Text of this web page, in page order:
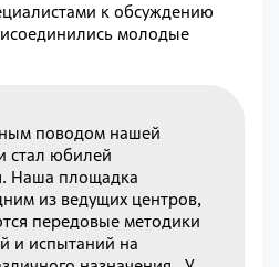
к обсуждению
молодые
поводом нашей
стал юбилей
Наша площадка
из ведущих центров,
передовые методики
и испытаний на